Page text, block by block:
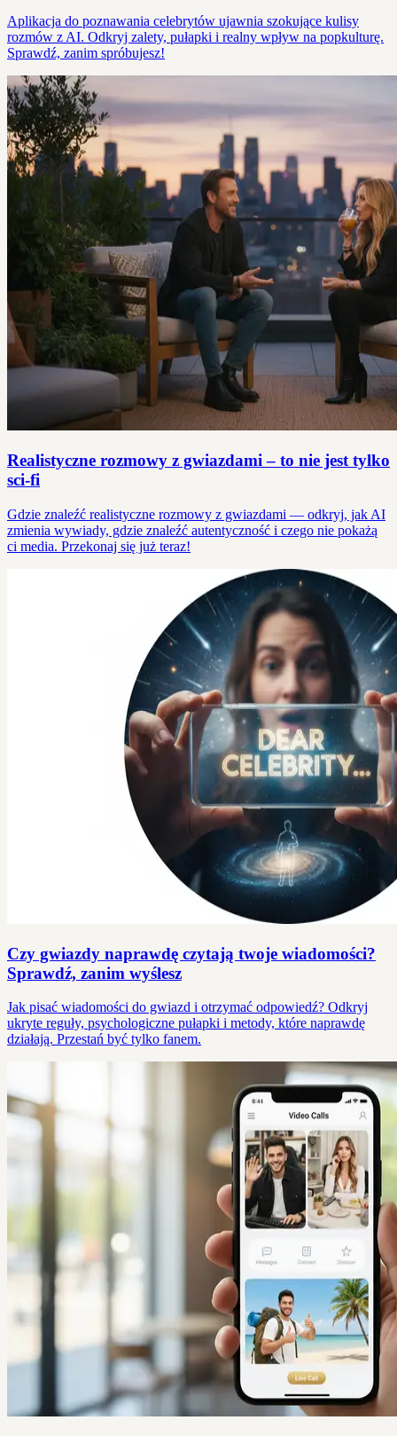
Aplikacja do poznawania celebrytów ujawnia szokujące kulisy
rozmów z AI. Odkryj zalety, pułapki i realny wpływ na popkulturę.
Sprawdź, zanim spróbujesz!
Realistyczne rozmowy z gwiazdami – to nie jest tylko
sci-fi
Gdzie znaleźć realistyczne rozmowy z gwiazdami — odkryj, jak AI
zmienia wywiady, gdzie znaleźć autentyczność i czego nie pokażą
ci media. Przekonaj się już teraz!
Czy gwiazdy naprawdę czytają twoje wiadomości?
Sprawdź, zanim wyślesz
Jak pisać wiadomości do gwiazd i otrzymać odpowiedź? Odkryj
ukryte reguły, psychologiczne pułapki i metody, które naprawdę
działają. Przestań być tylko fanem.